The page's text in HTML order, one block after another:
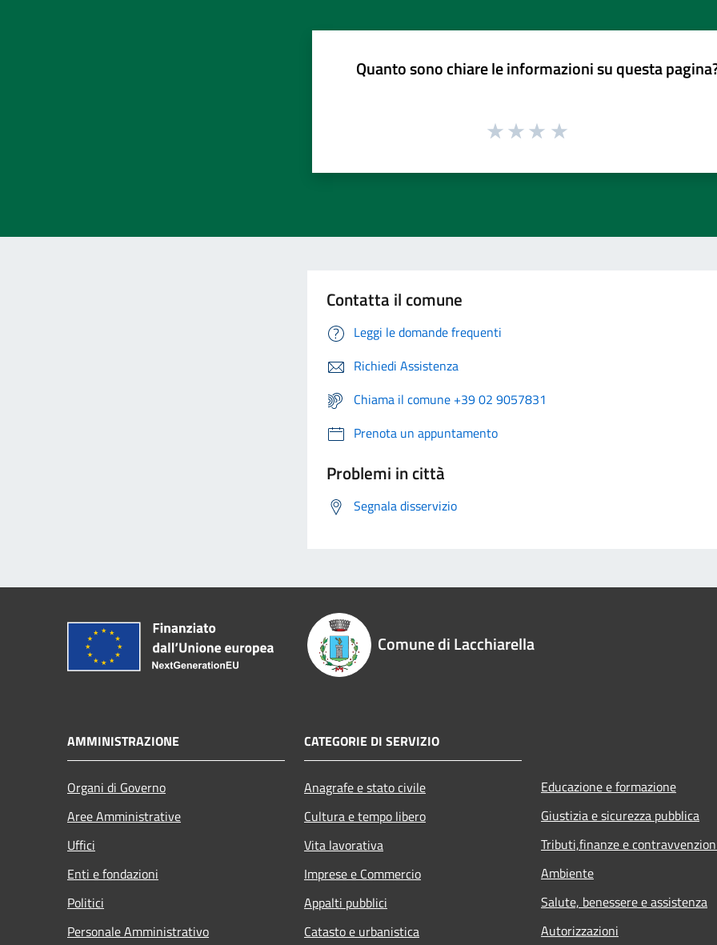
Quanto sono chiare le informazioni su questa
Contatta il comune
Leggi le domande frequenti
Richiedi Assistenza
Chiama il comune +39 02 9057831
Prenota un appuntamento
Problemi in città
Segnala disservizio
Comune di Lacchiarella
AMMINISTRAZIONE
Organi di Governo
Aree Amministrative
Uffici
Enti e fondazioni
Politici
Personale Amministrativo
CATEGORIE DI SERVIZIO
Anagrafe e stato civile
Cultura e tempo libero
Vita lavorativa
Imprese e Commercio
Appalti pubblici
Catasto e urbanistica
Educazione e formazione
Giustizia e sicurezza pubblica
Tributi,finanze e
Ambiente
Salute, benessere e assistenza
Autorizzazioni